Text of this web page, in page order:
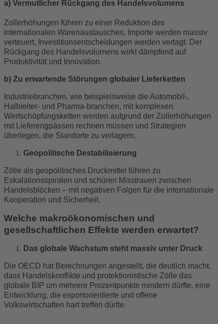
a) Vermutlicher Rückgang des Handelsvolumens
Zollerhöhungen führen zu einer Reduktion des
internationalen Warenaustausches, Importe werden massiv
verteuert, Investitionsentscheidungen werden vertagt. Der
Rückgang des Handelsvolumens wirkt dämpfend auf
Produktivität und Innovation.
b) Zu erwartende Störungen globaler Lieferketten
Industriebranchen, wie beispielsweise die Automobil-,
Halbleiter- und Pharma-branchen, mit komplexen
Wertschöpfungsketten werden aufgrund der Zollerhöhungen
mit Lieferengpässen rechnen müssen und Strategien
überlegen, die Standorte zu verlagern.
Geopolitische Destabilisierung
Zölle als geopolitisches Druckmittel führen zu
Eskalationsspiralen und schüren Misstrauen zwischen
Handelsblöcken – mit negativen Folgen für die internationale
Kooperation und Sicherheit.
Welche makroökonomischen und
gesellschaftlichen Effekte werden erwartet?
Das globale Wachstum steht massiv unter Druck
Die OECD hat Berechnungen angestellt, die deutlich macht,
dass Handelskonflikte und protektionistische Zölle das
globale BIP um mehrere Prozentpunkte mindern dürfte, eine
Entwicklung, die exportorientierte und offene
Volkswirtschaften hart treffen dürfte.